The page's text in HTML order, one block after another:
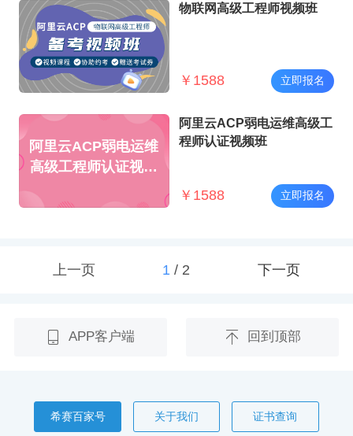
物联网高级工程师视频班
￥ 1588 立即报名
阿里云ACP弱电运维
高级工程师认证视频
阿里云ACP弱电运维高级工
程师认证视频班
￥ 1588 立即报名
上一页 1/ 2 下一页
APP客户端 回到顶部
希赛百家号 关于我们 证书查询